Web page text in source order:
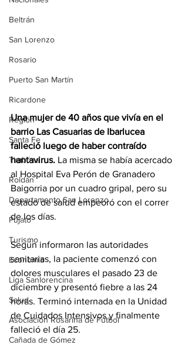
Beltrán
San Lorenzo
Rosario
Puerto San Martín
Ricardone
Región
Santa Fe
Timbúes
Roldán
Departamento San Lorenzo
Pujato
Turismo
Economía
Liga Sanlorencina
Salud
Asociación Rosarina de Fútbol
Cañada de Gómez
Una mujer de 40 años que vivía en el
barrio Las Casuarias de Ibarlucea
falleció luego de haber contraído
hantavirus. La misma se había acercado
al Hospital Eva Perón de Granadero
Baigorria por un cuadro gripal, pero su
estado de salud empeoró con el correr
de los días.
Según informaron las autoridades
sanitarias, la paciente comenzó con
dolores musculares el pasado 23 de
diciembre y presentó fiebre a las 24
horas. Terminó internada en la Unidad
de Cuidados Intensivos y finalmente
falleció el día 25.